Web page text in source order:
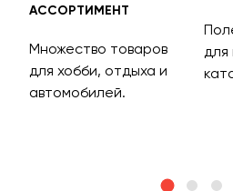
АССОРТИМЕНТ
Множество товаров
для хобби, отдыха и
автомобилей.
для